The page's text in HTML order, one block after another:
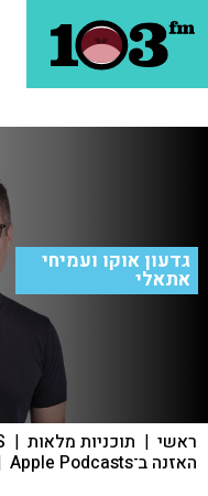
גדעון אוקו ועמיחי
אתאלי
ראשי | תוכניות מלאות |
האזנה ב־Apple Podcasts